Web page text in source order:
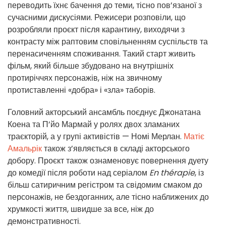
переводить їхнє бачення до теми, тісно пов’язаної з
сучасними дискусіями. Режисери розповіли, що
розробляли проєкт після карантину, виходячи з
контрасту між раптовим сповільненням суспільств та
перенасиченням споживання. Такий старт живить
фільм, який більше збудовано на внутрішніх
протиріччях персонажів, ніж на звичному
протиставленні «добра» і «зла» таборів.
Головний акторський ансамбль поєднує Джонатана
Коена та П’йо Мармай у ролях двох зламаних
траєкторій, а у групі активістів — Номі Мерлан. Матіє
Амальріктакож з’являється в складі акторського
добору. Проєкт також ознаменовує повернення дуету
до комедії після роботи над серіалом En thérapie, із
більш сатиричним регістром та свідомим смаком до
персонажів, не бездоганних, але тісно наближених до
хрумкості життя, швидше за все, ніж до
демонстративності.